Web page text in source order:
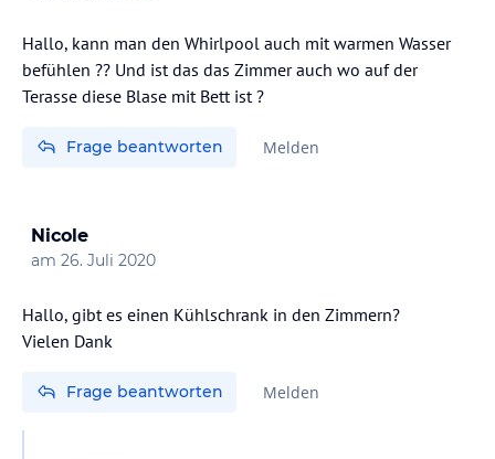
Hallo, kann man den Whirlpool auch mit warmen Wasser
befühlen ?? Und ist das das Zimmer auch wo auf der
Terasse diese Blase mit Bett ist ?
Frage beantworten Melden
Nicole
am 26. Juli 2020
Hallo, gibt es einen Kühlschrank in den Zimmern?
Vielen Dank
Frage beantworten Melden